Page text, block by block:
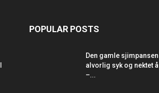
POPULAR POSTS
Den gamle
alvorlig syk og nektet
–...